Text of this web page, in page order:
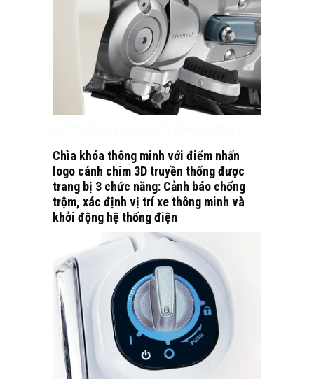
Chìa khóa thông minh với điểm nhấn
logo cánh chim 3D truyền thống được
trang bị 3 chức năng: Cảnh báo chống
trộm, xác định vị trí xe thông minh và
khởi động hệ thống điện